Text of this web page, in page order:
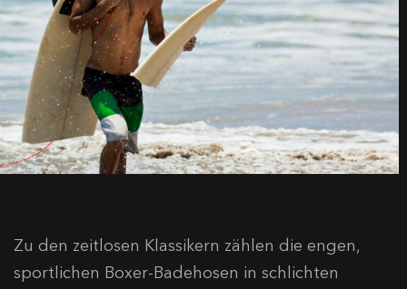
Zu den zeitlosen Klassikern zählen die engen,
sportlichen Boxer-Badehosen in schlichten